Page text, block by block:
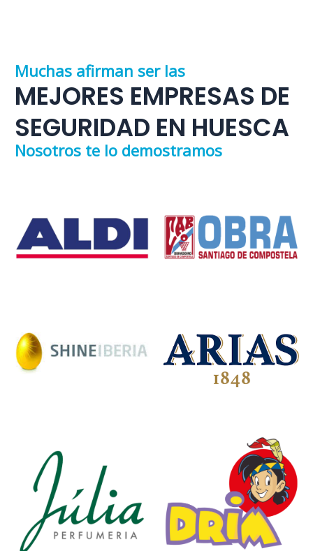
Muchas afirman ser las
MEJORES EMPRESAS DE
SEGURIDAD EN HUESCA
Nosotros te lo demostramos